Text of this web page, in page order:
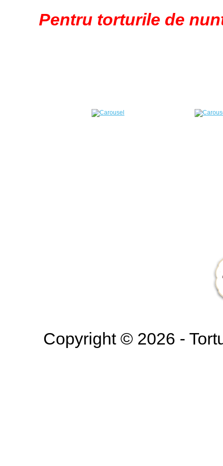
Pentru torturile de
Copyright © 2026 -